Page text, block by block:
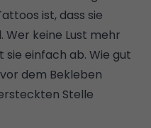
ist, dass sie
keine Lust mehr
einfach ab. Wie gut
dem Bekleben
Stelle